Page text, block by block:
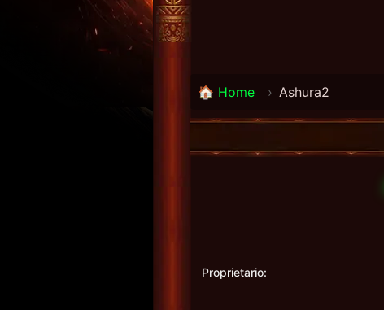
🏠 Home › Ashura2
Proprietario: